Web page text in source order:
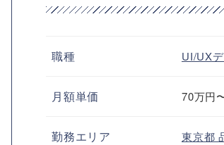
職種 UI/UX
月額単価 70万円
勤務エリア 東京都